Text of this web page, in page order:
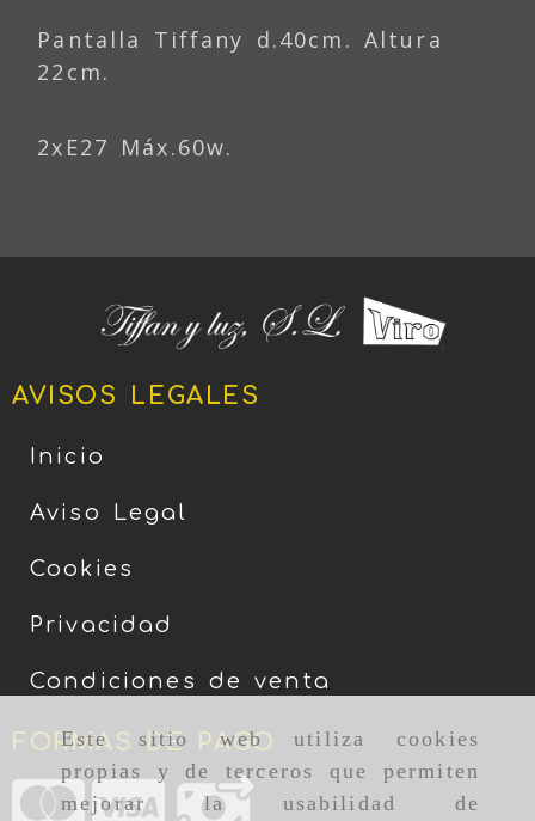
Este sitio web utiliza cookies
propias y de terceros que permiten
mejorar la usabilidad de
Pantalla Tiffany d.40cm. Altura
22cm.
2xE27 Máx.60w.
AVISOS LEGALES
Inicio
Aviso Legal
Cookies
Privacidad
Condiciones de venta
FORMAS DE PAGO